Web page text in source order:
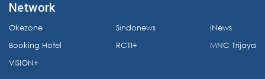
Network
Okezone
Booking Hotel
VISION+
Sindonews
RCTI+
iNews
MNC Trijaya